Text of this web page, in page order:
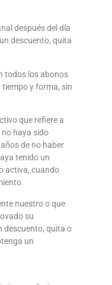
después del día
descuento, quita
todos los abonos
y forma, sin
que refiere a
haya sido
de no haber
tenido un
activa, cuando
nuestro o que
su
descuento, quita o
un